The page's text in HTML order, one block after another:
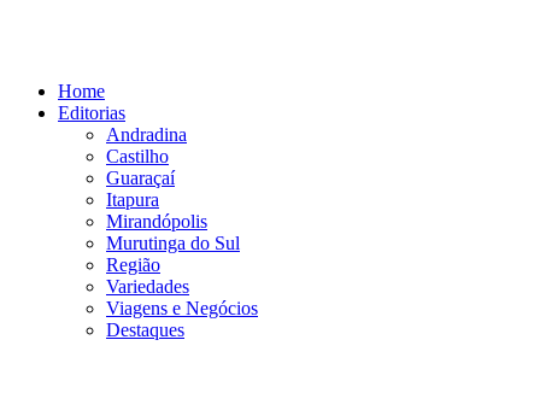
Home
Editorias
Andradina
Castilho
Guaraçaí
Itapura
Mirandópolis
Murutinga do Sul
Região
Variedades
Viagens e Negócios
Destaques